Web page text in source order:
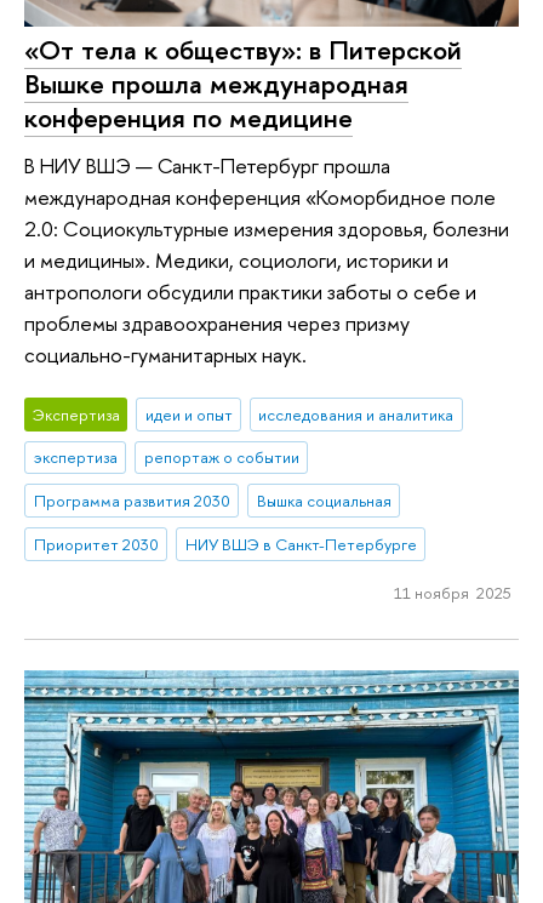
«От тела к обществу»: в Питерской
Вышке прошла международная
конференция по медицине
В НИУ ВШЭ — Санкт-Петербург прошла
международная конференция «Коморбидное поле
2.0: Социокультурные измерения здоровья, болезни
и медицины». Медики, социологи, историки и
антропологи обсудили практики заботы о себе и
проблемы здравоохранения через призму
социально-гуманитарных наук.
Экспертиза идеи и опыт
исследования и аналитика
экспертиза
репортаж о событии
Программа развития 2030
Вышка социальная
Приоритет 2030
НИУ ВШЭ в Санкт-Петербурге
11 ноября 2025